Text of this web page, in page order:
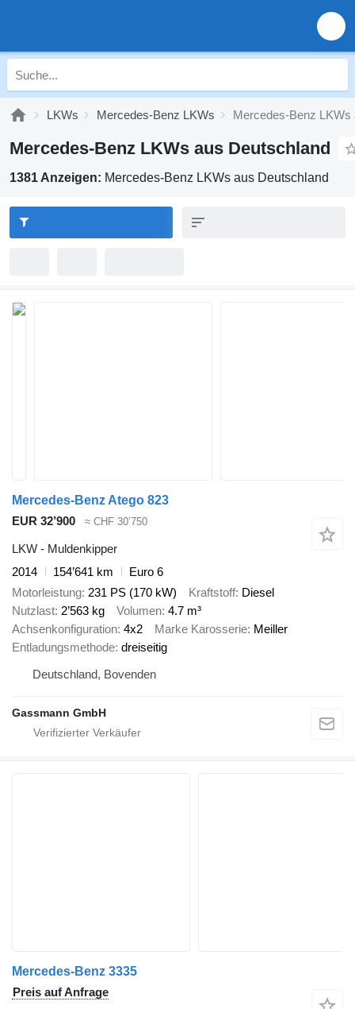
LKWs Mercedes-Benz LKWs Mercedes-Benz LKWs
Mercedes-Benz LKWs aus Deutschland
1381 Anzeigen: Mercedes-Benz LKWs aus Deutschland
Mercedes-Benz Atego 823
EUR 32’900
≈ CHF 30’750
LKW - Muldenkipper
2014
154’641 km
Euro 6
Motorleistung 231 PS (170 kW) Kraftstoff Diesel
Nutzlast 2’563 kg Volumen 4.7 m³
Achsenkonfiguration 4x2 Marke Karosserie Meiller
Entladungsmethode dreiseitig
Deutschland, Bovenden
Gassmann GmbH
Mercedes-Benz 3335
Preis auf Anfrage